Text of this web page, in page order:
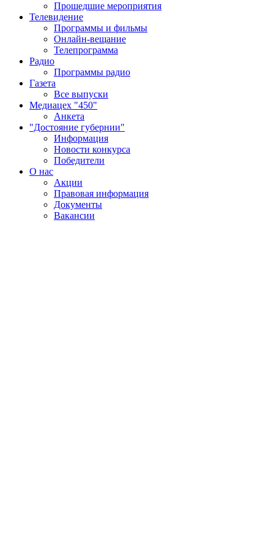
Прошедшие мероприятия
Телевидение
Программы и фильмы
Онлайн-вещание
Телепрограмма
Радио
Программы радио
Газета
Все выпуски
Медиацех "450"
Анкета
"Достояние губернии"
Информация
Новости конкурса
Победители
О нас
Акции
Правовая информация
Документы
Вакансии